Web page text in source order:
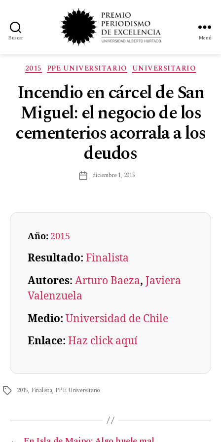
Buscar Menú
2015 PPE UNIVERSITARIO UNIVERSITARIO
Incendio en cárcel de San
Miguel: el negocio de los
cementerios acorrala a los
deudos
diciembre 1, 2015
Año: 2015
Resultado: Finalista
Autores: Arturo Baeza, Javiera
Valenzuela
Medio: Universidad de Chile
Enlace: Haz click aquí
2015, Finalista, PPE Universitario